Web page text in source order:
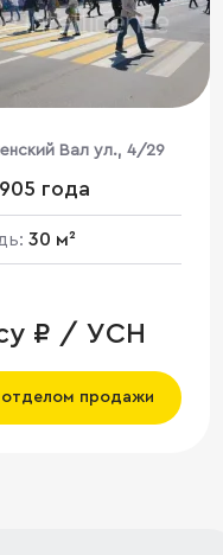
Вал ул., 4/29
года
30 м²
₽ / УСН
отделом продажи